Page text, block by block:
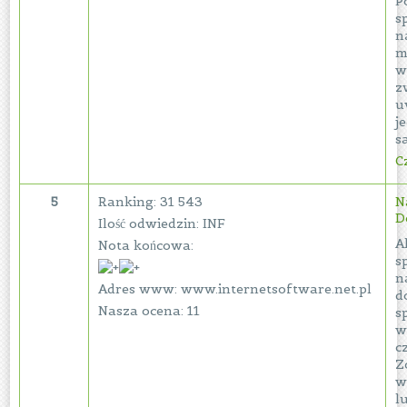
5
Ranking: 31 543
Ilość odwiedzin: INF
Nota końcowa:
Adres www: www.internetsoftware.net.pl
Nasza ocena: 11